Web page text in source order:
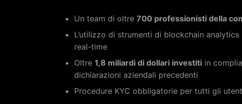
Un team di oltre 700 professionisti della
L’utilizzo di strumenti di blockchain
real-time
Oltre 1,8 miliardi di dollari investiti in
dichiarazioni aziendali precedenti
Procedure KYC obbligatorie per tutti gli